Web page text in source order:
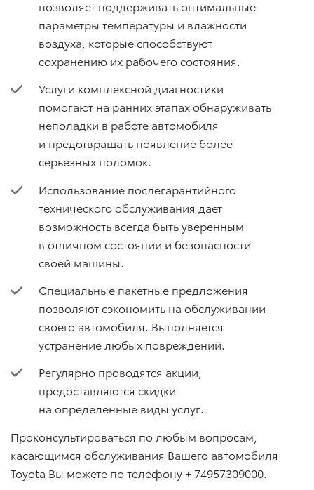
позволяет поддерживать оптимальные
параметры температуры и влажности
воздуха, которые способствуют
сохранению их рабочего состояния.
Услуги комплексной диагностики
помогают на ранних этапах обнаруживать
неполадки в работе автомобиля
и предотвращать появление более
серьезных поломок.
Использование послегарантийного
технического обслуживания дает
возможность всегда быть уверенным
в отличном состоянии и безопасности
своей машины.
Специальные пакетные предложения
позволяют сэкономить на обслуживании
своего автомобиля. Выполняется
устранение любых повреждений.
Регулярно проводятся акции,
предоставляются скидки
на определенные виды услуг.
Проконсультироваться по любым вопросам,
касающимся обслуживания Вашего автомобиля
Toyota Вы можете по телефону + 74957309000.